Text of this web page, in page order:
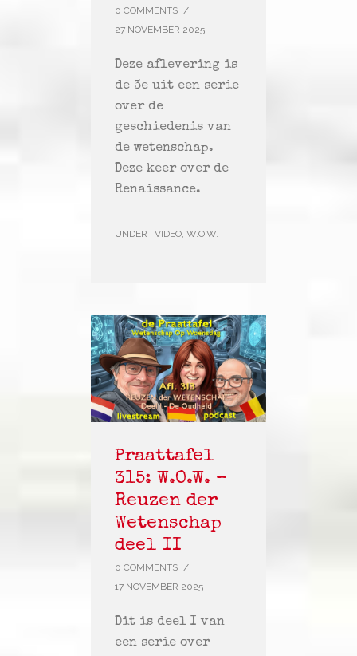
0 COMMENTS /
27 NOVEMBER 2025
Deze aflevering is
de 3e uit een serie
over de
geschiedenis van
de wetenschap.
Deze keer over de
Renaissance.
UNDER : VIDEO, W.O.W.
Praattafel
315: W.O.W. –
Reuzen der
Wetenschap
deel II
0 COMMENTS /
17 NOVEMBER 2025
Dit is deel I van
een serie over